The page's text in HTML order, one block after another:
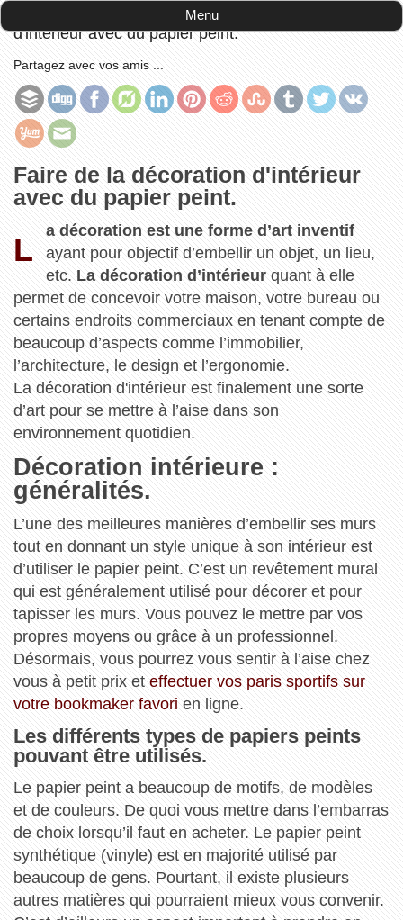
Faire de la décoration
d'intérieur avec du papier peint.
Partagez avec vos amis ...
Faire de la décoration d'intérieur
avec du papier peint.
L
a décoration est une forme d’art inventif
ayant pour objectif d’embellir un objet, un lieu,
etc. La décoration d’intérieur quant à elle
permet de concevoir votre maison, votre bureau ou
certains endroits commerciaux en tenant compte de
beaucoup d’aspects comme l’immobilier,
l’architecture, le design et l’ergonomie.
La décoration d'intérieur est finalement une sorte
d’art pour se mettre à l’aise dans son
environnement quotidien.
Décoration intérieure :
généralités.
L’une des meilleures manières d’embellir ses murs
tout en donnant un style unique à son intérieur est
d’utiliser le papier peint. C’est un revêtement mural
qui est généralement utilisé pour décorer et pour
tapisser les murs. Vous pouvez le mettre par vos
propres moyens ou grâce à un professionnel.
Désormais, vous pourrez vous sentir à l’aise chez
vous à petit prix et effectuer vos paris sportifs sur
votre bookmaker favori en ligne.
Les différents types de papiers peints
pouvant être utilisés.
Le papier peint a beaucoup de motifs, de modèles
et de couleurs. De quoi vous mettre dans l’embarras
de choix lorsqu’il faut en acheter. Le papier peint
synthétique (vinyle) est en majorité utilisé par
beaucoup de gens. Pourtant, il existe plusieurs
autres matières qui pourraient mieux vous convenir.
Menu